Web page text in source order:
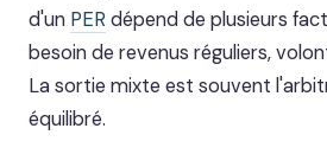
d'un PER dépend de plusieurs
besoin de revenus réguliers,
La sortie mixte est souvent
équilibré.